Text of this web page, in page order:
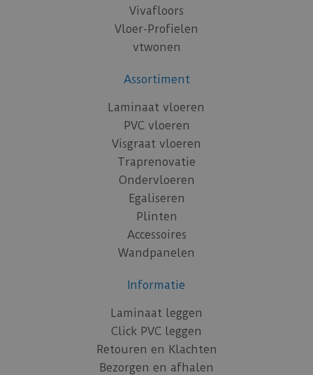
Vivafloors
Vloer-Profielen
vtwonen
Assortiment
Laminaat vloeren
PVC vloeren
Visgraat vloeren
Traprenovatie
Ondervloeren
Egaliseren
Plinten
Accessoires
Wandpanelen
Informatie
Laminaat leggen
Click PVC leggen
Retouren en Klachten
Bezorgen en afhalen